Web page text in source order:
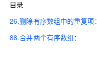
目录
26.删除有序数组中的重复项：
88.合并两个有序数组：